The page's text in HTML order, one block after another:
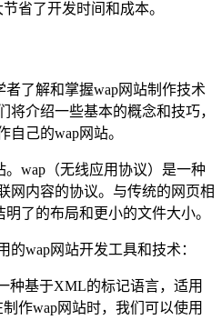
省了开发时间和成本。
了解和掌握wap网站制作技术
将介绍一些基本的概念和技巧，
己的wap网站。
wap（无线应用协议）是一种
网内容的协议。与传统的网页相
了的布局和更小的文件大小。
wap网站开发工具和技术：
种基于XML的标记语言，适用
作wap网站时，我们可以使用